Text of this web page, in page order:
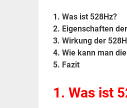
1. Was ist 528Hz?
2. Eigenschaften
3. Wirkung der
4. Wie kann man
5. Fazit
1. Was ist